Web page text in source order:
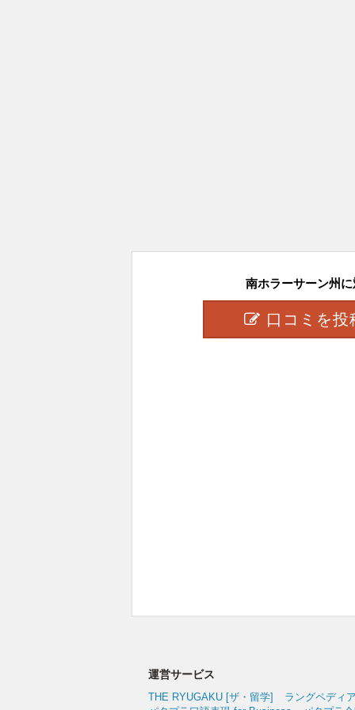
南ホラーサーン州
口コミを投
運営サービス
THE RYUGAKU [ザ・留学]
ラングペディ